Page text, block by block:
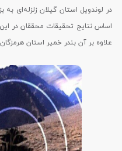
علاوه بر آن بندر خمیر استان هرمزگان نیز